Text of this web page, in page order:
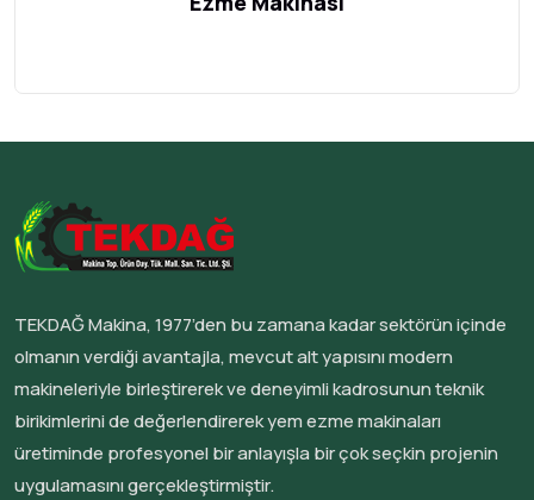
TEKDAĞ Makina, 1977’den bu zamana kadar sektörün içinde
olmanın verdiği avantajla, mevcut alt yapısını modern
makineleriyle birleştirerek ve deneyimli kadrosunun teknik
birikimlerini de değerlendirerek yem ezme makinaları
üretiminde profesyonel bir anlayışla bir çok seçkin projenin
uygulamasını gerçekleştirmiştir.